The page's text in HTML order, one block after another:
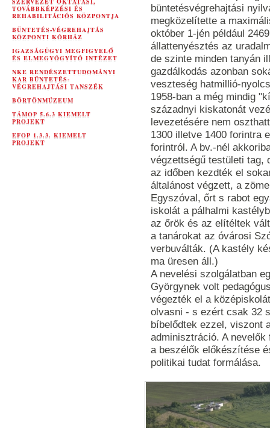
TOVÁBBKÉPZÉSI ÉS
REHABILITÁCIÓS KÖZPONTJA
BÜNTETÉS-VÉGREHAJTÁS
KÖZPONTI KÓRHÁZ
IGAZSÁGÜGYI MEGFIGYELŐ
ÉS ELMEGYÓGYÍTÓ INTÉZET
NKE RENDÉSZETTUDOMÁNYI
KAR BÜNTETÉS-
VÉGREHAJTÁSI TANSZÉK
BÖRTÖNMÚZEUM
TÁMOP 5.6.3 KIEMELT
PROJEKT
EFOP 1.3.3. KIEMELT
PROJEKT
büntetésvégrehajtási
megközelítette a
október 1-jén például
állattenyésztés az
de szinte minden tanyán
gazdálkodás azonban
veszteség hatmillió-
1958-ban a még mindig
századnyi kiskatonát
levezetésére nem
1300 illetve 1400 forintra
forintról. A bv.-nél
végzettségű testületi tag,
az időben kezdték el
általánost végzett, a
Egyszóval, őrt s rabot
iskolát a pálhalmi
az őrök és az elítéltek
a tanárokat az óvárosi
verbuválták. (A kastély
ma üresen áll.)
A nevelési szolgálatban
Györgynek volt
végezték el a
olvasni - s ezért csak 32
bíbelődtek ezzel, viszont
adminisztráció. A
a beszélők előkészítése
politikai tudat formálása.